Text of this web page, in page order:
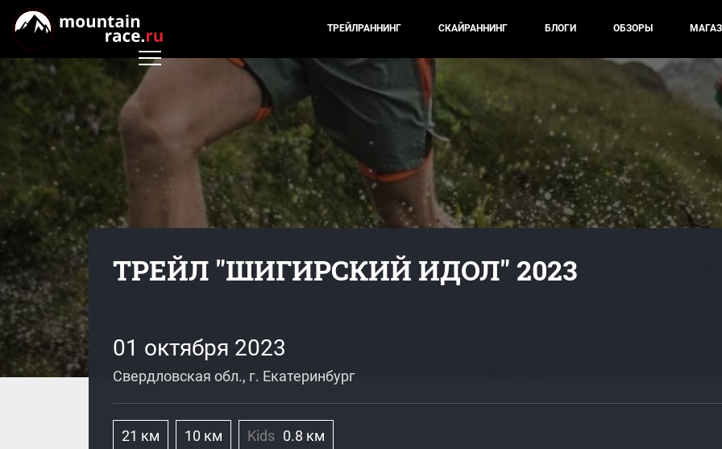
ТРЕЙЛРАННИНГ СКАЙРАННИНГ БЛОГИ ОБЗОРЫ
ТРЕЙЛ "ШИГИРСКИЙ ИДОЛ" 2023
01 октября 2023
Свердловская обл., г. Екатеринбург
21 км 10 км Kids 0.8 км